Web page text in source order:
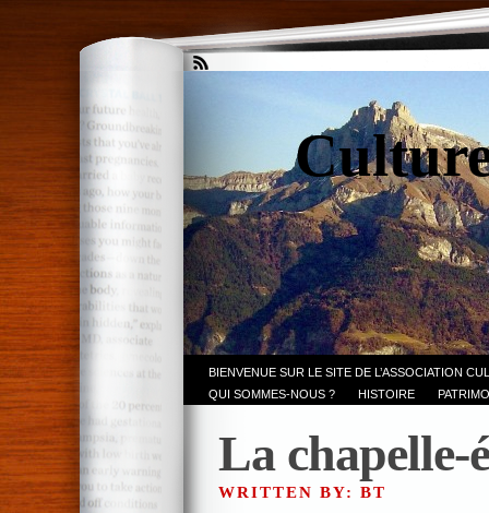
BIENVENUE SUR LE SITE DE L’ASSOCIATION
QUI SOMMES-NOUS ?
HISTOIRE
La chapelle-
WRITTEN BY: BT